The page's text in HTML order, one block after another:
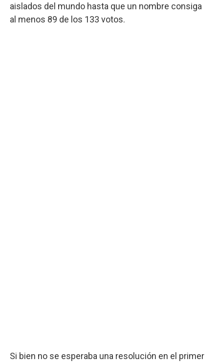
aislados del mundo hasta que un nombre consiga
al menos 89 de los 133 votos.
Si bien no se esperaba una resolución en el primer